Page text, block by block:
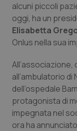
Calabria
Campania
Emilia-
Friuli
Lazio
Asma &
Car-T
Dermatite
Diabete &
alcuni piccoli
oggi, ha un
Elisabetta
Onlus nella sua
all’ambulatorio
dell’ospedale
protagonista di
impegnata nel
ora ha